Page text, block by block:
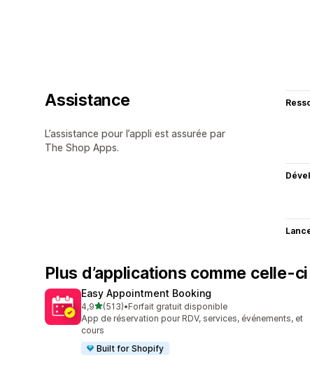
Assistance
L’assistance pour l’appli est assurée par
The Shop Apps.
Plus d’applications comme celle-ci
Easy Appointment Booking
4,9étoile(s) sur 5
(513)
513 avis au total
•Forfait gratuit disponible
App de réservation pour RDV, services, événements, et
cours
Built for Shopify